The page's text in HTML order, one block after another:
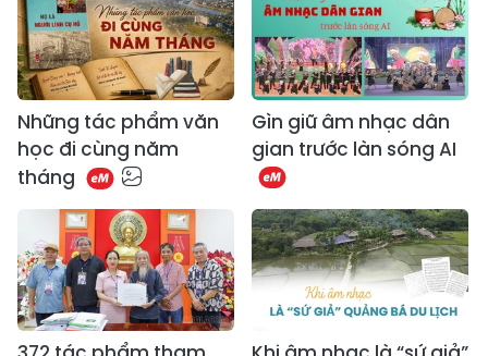
​Những tác phẩm văn
học đi cùng năm
tháng
Gìn giữ âm nhạc dân
gian trước làn sóng AI